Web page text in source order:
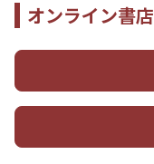
オンライン書店